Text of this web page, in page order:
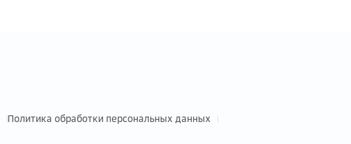
Политика обработки персональных данных